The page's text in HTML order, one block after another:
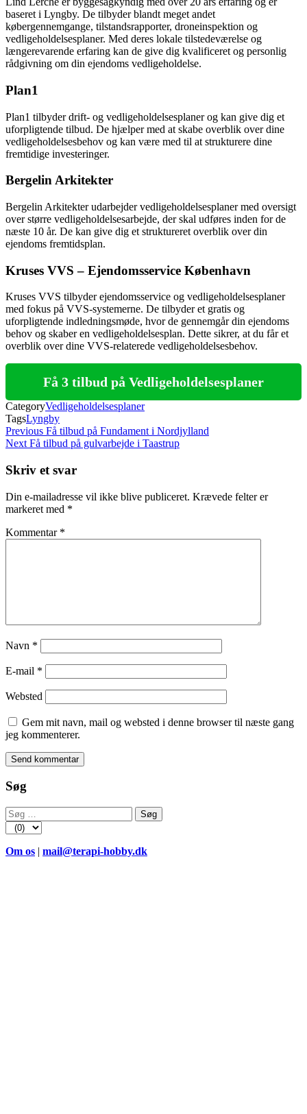
baseret i Lyngby. De tilbyder blandt meget andet
købergennemgange, tilstandsrapporter, droneinspektion og
vedligeholdelsesplaner. Med deres lokale tilstedeværelse og
længerevarende erfaring kan de give dig kvalificeret og personlig
rådgivning om din ejendoms vedligeholdelse.
Plan1
Plan1 tilbyder drift- og vedligeholdelsesplaner og kan give dig et
uforpligtende tilbud. De hjælper med at skabe overblik over dine
vedligeholdelsesbehov og kan være med til at strukturere dine
fremtidige investeringer.
Bergelin Arkitekter
Bergelin Arkitekter udarbejder vedligeholdelsesplaner med oversigt
over større vedligeholdelsesarbejde, der skal udføres inden for de
næste 10 år. De kan give dig et struktureret overblik over din
ejendoms fremtidsplan.
Kruses VVS – Ejendomsservice København
Kruses VVS tilbyder ejendomsservice og vedligeholdelsesplaner
med fokus på VVS-systemerne. De tilbyder et gratis og
uforpligtende indledningsmøde, hvor de gennemgår din ejendoms
behov og skaber en vedligeholdelsesplan. Dette sikrer, at du får et
overblik over dine VVS-relaterede vedligeholdelsesbehov.
Få 3 tilbud på Vedligeholdelsesplaner
CategoryVedligeholdelsesplaner
TagsLyngby
Indlægsnavigation
Previous
Post
Previous Få tilbud på Fundament i Nordjylland
Next
Next Få tilbud på gulvarbejde i Taastrup
Skriv et svar
Din e-mailadresse vil ikke blive publiceret. Krævede felter er
markeret med *
Kommentar *
Navn *
E-mail *
Websted
Gem mit navn, mail og websted i denne browser til næste gang
jeg kommenterer.
Søg
Søg
efter:
Om os | mail@terapi-hobby.dk